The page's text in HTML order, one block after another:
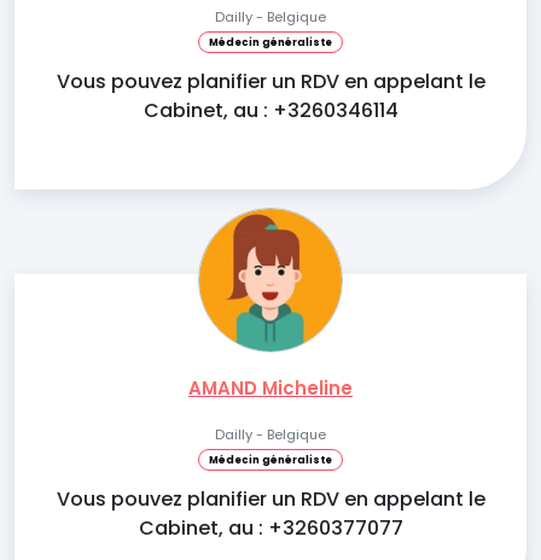
Dailly - Belgique
Médecin généraliste
Vous pouvez planifier un RDV en appelant le
Cabinet, au : +3260346114
AMAND Micheline
Dailly - Belgique
Médecin généraliste
Vous pouvez planifier un RDV en appelant le
Cabinet, au : +3260377077